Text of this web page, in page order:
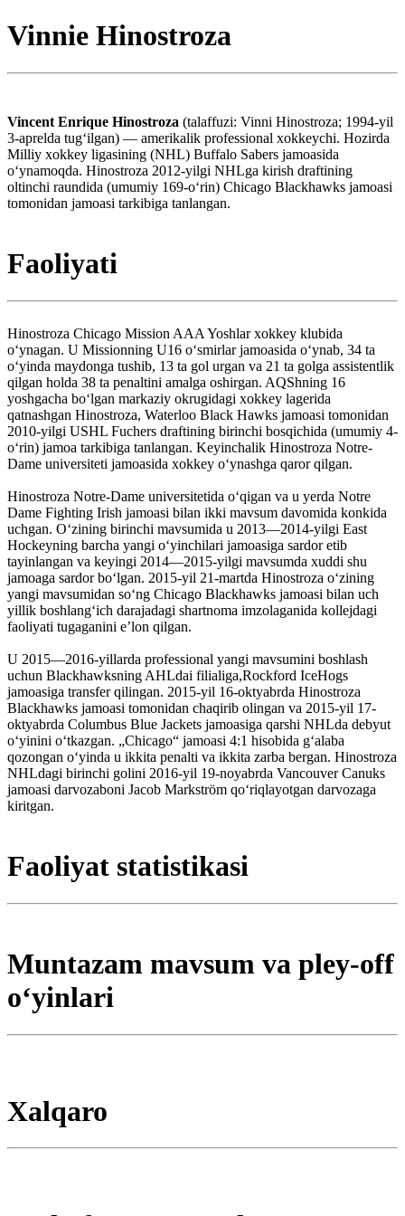
Vinnie Hinostroza
Vincent Enrique Hinostroza (talaffuzi: Vinni Hinostroza; 1994-yil
3-aprelda tugʻilgan) — amerikalik professional xokkeychi. Hozirda
Milliy xokkey ligasining (NHL) Buffalo Sabers jamoasida
oʻynamoqda. Hinostroza 2012-yilgi NHLga kirish draftining
oltinchi raundida (umumiy 169-oʻrin) Chicago Blackhawks jamoasi
tomonidan jamoasi tarkibiga tanlangan.
Faoliyati
Hinostroza Chicago Mission AAA Yoshlar xokkey klubida
oʻynagan. U Missionning U16 oʻsmirlar jamoasida oʻynab, 34 ta
oʻyinda maydonga tushib, 13 ta gol urgan va 21 ta golga assistentlik
qilgan holda 38 ta penaltini amalga oshirgan. AQShning 16
yoshgacha boʻlgan markaziy okrugidagi xokkey lagerida
qatnashgan Hinostroza, Waterloo Black Hawks jamoasi tomonidan
2010-yilgi USHL Fuchers draftining birinchi bosqichida (umumiy 4-
oʻrin) jamoa tarkibiga tanlangan. Keyinchalik Hinostroza Notre-
Dame universiteti jamoasida xokkey oʻynashga qaror qilgan.
Hinostroza Notre-Dame universitetida oʻqigan va u yerda Notre
Dame Fighting Irish jamoasi bilan ikki mavsum davomida konkida
uchgan. Oʻzining birinchi mavsumida u 2013—2014-yilgi East
Hockeyning barcha yangi oʻyinchilari jamoasiga sardor etib
tayinlangan va keyingi 2014—2015-yilgi mavsumda xuddi shu
jamoaga sardor boʻlgan. 2015-yil 21-martda Hinostroza oʻzining
yangi mavsumidan soʻng Chicago Blackhawks jamoasi bilan uch
yillik boshlangʻich darajadagi shartnoma imzolaganida kollejdagi
faoliyati tugaganini eʼlon qilgan.
U 2015—2016-yillarda professional yangi mavsumini boshlash
uchun Blackhawksning AHLdai filialiga,Rockford IceHogs
jamoasiga transfer qilingan. 2015-yil 16-oktyabrda Hinostroza
Blackhawks jamoasi tomonidan chaqirib olingan va 2015-yil 17-
oktyabrda Columbus Blue Jackets jamoasiga qarshi NHLda debyut
oʻyinini oʻtkazgan. „Chicago“ jamoasi 4:1 hisobida gʻalaba
qozongan oʻyinda u ikkita penalti va ikkita zarba bergan. Hinostroza
NHLdagi birinchi golini 2016-yil 19-noyabrda Vancouver Canuks
jamoasi darvozaboni Jacob Markström qoʻriqlayotgan darvozaga
kiritgan.
Faoliyat statistikasi
Muntazam mavsum va pley-off
oʻyinlari
Xalqaro